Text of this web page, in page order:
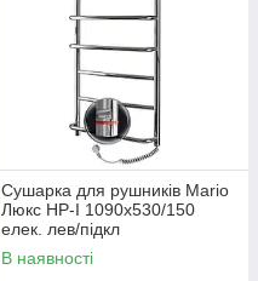
Сушарка для рушників Mario
Люкс HP-I 1090х530/150
елек. лев/підкл
В наявності